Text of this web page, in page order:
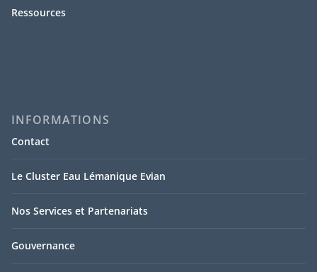
Ressources
INFORMATIONS
Contact
Le Cluster Eau Lémanique Evian
Nos Services et Partenariats
Gouvernance